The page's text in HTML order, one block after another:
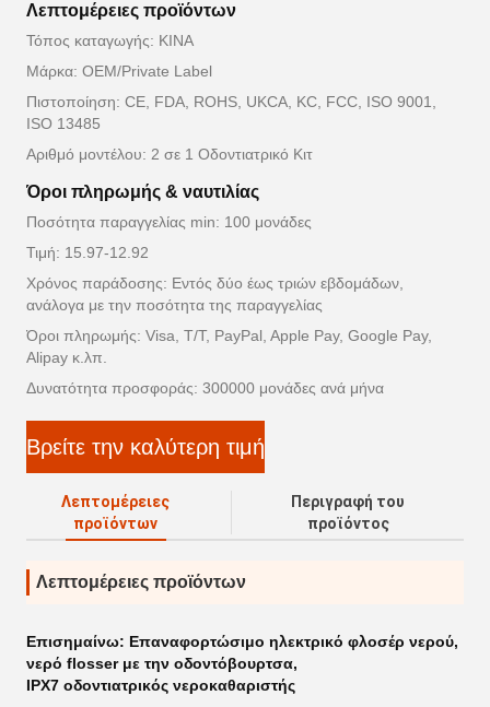
Λεπτομέρειες προϊόντων
Τόπος καταγωγής: ΚΙΝΑ
Μάρκα: OEM/Private Label
Πιστοποίηση: CE, FDA, ROHS, UKCA, KC, FCC, ISO 9001,
ISO 13485
Αριθμό μοντέλου: 2 σε 1 Οδοντιατρικό Κιτ
Όροι πληρωμής & ναυτιλίας
Ποσότητα παραγγελίας min: 100 μονάδες
Τιμή: 15.97-12.92
Χρόνος παράδοσης: Εντός δύο έως τριών εβδομάδων,
ανάλογα με την ποσότητα της παραγγελίας
Όροι πληρωμής: Visa, T/T, PayPal, Apple Pay, Google Pay,
Alipay κ.λπ.
Δυνατότητα προσφοράς: 300000 μονάδες ανά μήνα
Βρείτε την καλύτερη τιμή
Λεπτομέρειες
προϊόντων
Περιγραφή του
προϊόντος
Λεπτομέρειες προϊόντων
Επισημαίνω: Επαναφορτώσιμο ηλεκτρικό φλοσέρ νερού,
νερό flosser με την οδοντόβουρτσα,
IPX7 οδοντιατρικός νεροκαθαριστής